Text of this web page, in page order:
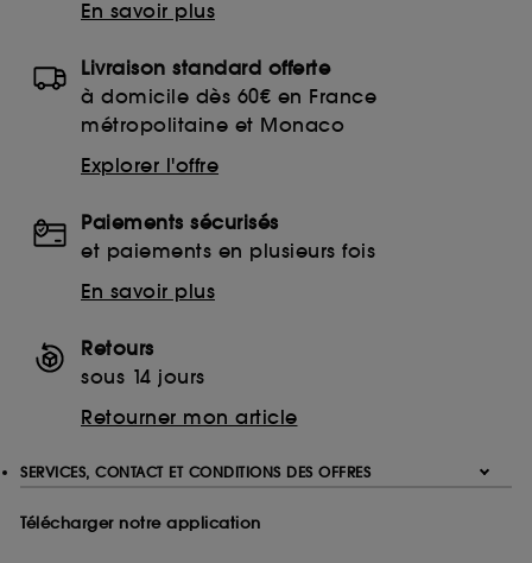
En savoir plus
Livraison standard offerte
à domicile dès 60€ en France
métropolitaine et Monaco
Explorer l'offre
Paiements sécurisés
et paiements en plusieurs fois
En savoir plus
Retours
sous 14 jours
Retourner mon article
SERVICES, CONTACT ET CONDITIONS DES OFFRES
Télécharger notre application